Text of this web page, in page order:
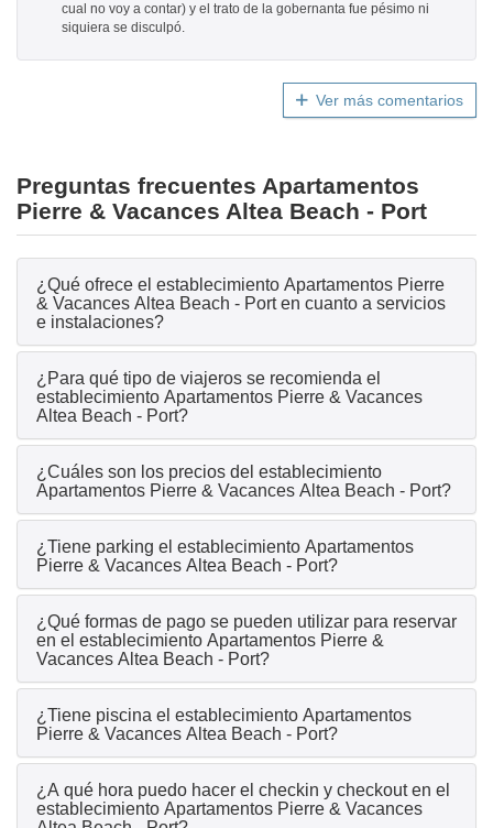
cual no voy a contar) y el trato de la gobernanta fue pésimo ni
siquiera se disculpó.
Ver más comentarios
Preguntas frecuentes Apartamentos
Pierre & Vacances Altea Beach - Port
¿Qué ofrece el establecimiento Apartamentos Pierre
& Vacances Altea Beach - Port en cuanto a servicios
e instalaciones?
¿Para qué tipo de viajeros se recomienda el
establecimiento Apartamentos Pierre & Vacances
Altea Beach - Port?
¿Cuáles son los precios del establecimiento
Apartamentos Pierre & Vacances Altea Beach - Port?
¿Tiene parking el establecimiento Apartamentos
Pierre & Vacances Altea Beach - Port?
¿Qué formas de pago se pueden utilizar para reservar
en el establecimiento Apartamentos Pierre &
Vacances Altea Beach - Port?
¿Tiene piscina el establecimiento Apartamentos
Pierre & Vacances Altea Beach - Port?
¿A qué hora puedo hacer el checkin y checkout en el
establecimiento Apartamentos Pierre & Vacances